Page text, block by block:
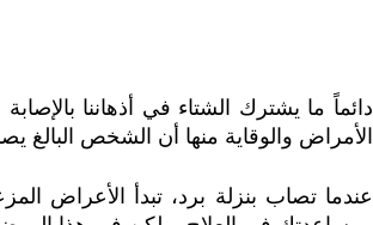
الأمراض والوقاية منها أن الشخص البالغ